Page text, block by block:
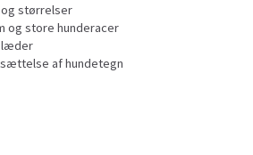
størrelser
og store hunderacer
læder
af hundetegn